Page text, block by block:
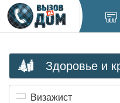
новое
Здоровье и
Визажист